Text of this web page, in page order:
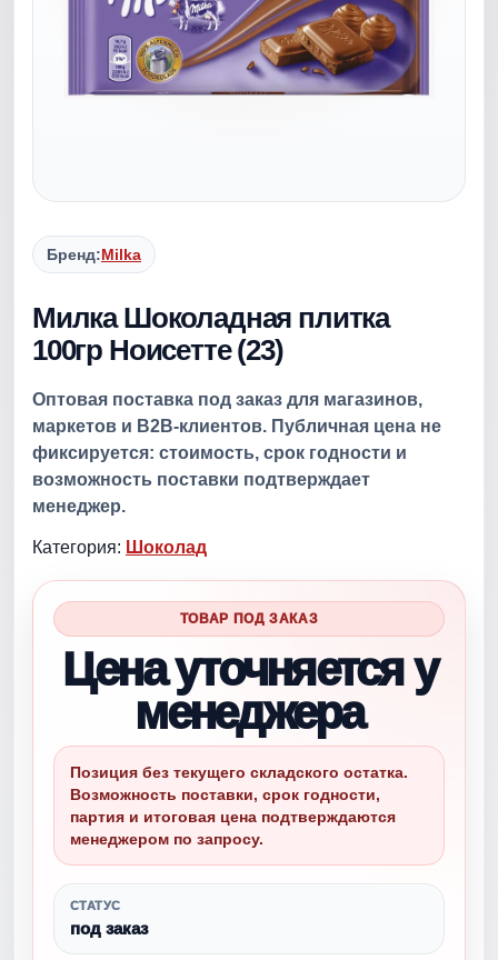
Бренд:Milka
Милка Шоколадная плитка
100гр Ноисетте (23)
Оптовая поставка под заказ для магазинов,
маркетов и B2B-клиентов. Публичная цена не
фиксируется: стоимость, срок годности и
возможность поставки подтверждает
менеджер.
Категория: Шоколад
ТОВАР ПОД ЗАКАЗ
Цена уточняется у
менеджера
Позиция без текущего складского остатка.
Возможность поставки, срок годности,
партия и итоговая цена подтверждаются
менеджером по запросу.
СТАТУС
под заказ